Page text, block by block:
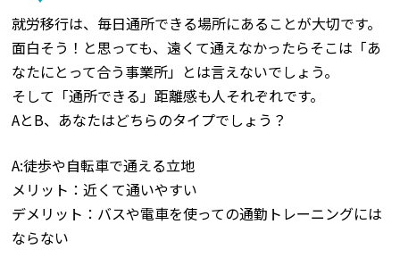
就労移行は、毎日通所できる場所にあることが大切です。
面白そう！と思っても、遠くて通えなかったらそこは「あ
なたにとって合う事業所」とは言えないでしょう。
そして「通所できる」距離感も人それぞれです。
AとB、あなたはどちらのタイプでしょう？
A:徒歩や自転車で通える立地
メリット：近くて通いやすい
デメリット：バスや電車を使っての通勤トレーニングには
ならない